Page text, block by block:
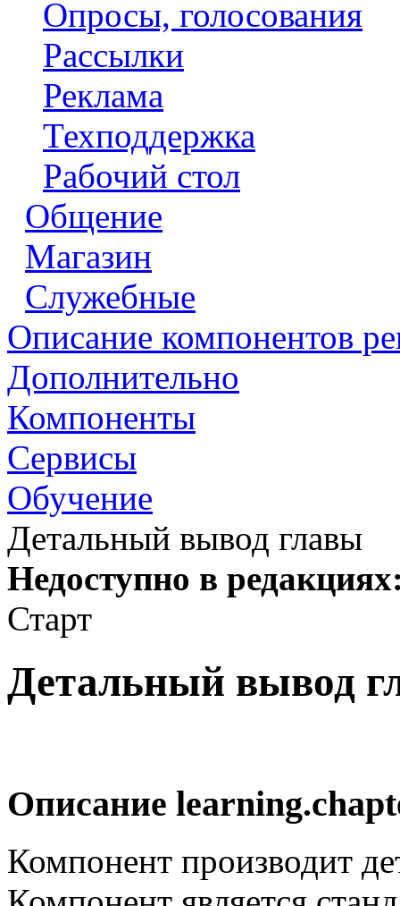
Опросы, голосования
Рассылки
Реклама
Техподдержка
Рабочий стол
Общение
Магазин
Служебные
Описание компонентов
Дополнительно
Компоненты
Сервисы
Обучение
Детальный вывод главы
Недоступно в
Старт
Детальный вывод
Описание
Компонент производит